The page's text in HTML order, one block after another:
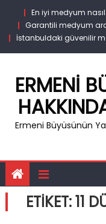
content
En iyi medyum nasıl
Garantili medyum
İstanbuldaki güvenilir
ERMENI
Ermeni Büyüsünün
ETIKET:11